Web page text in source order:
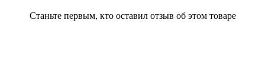
Станьте первым, кто оставил отзыв об этом товаре